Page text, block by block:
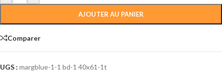
AJOUTER AU PANIER
Comparer
UGS : margblue-1-1 bd-1 40x61-1t